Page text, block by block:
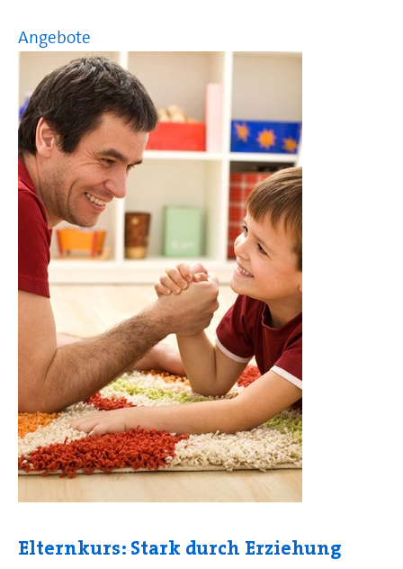
Angebote
Elternkurs: Stark durch Erziehung